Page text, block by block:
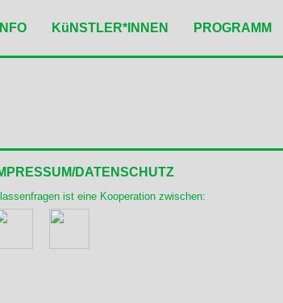
INFO KüNSTLER*INNEN PROGRAMM
DATENSCHUTZ
ist eine Kooperation zwischen: